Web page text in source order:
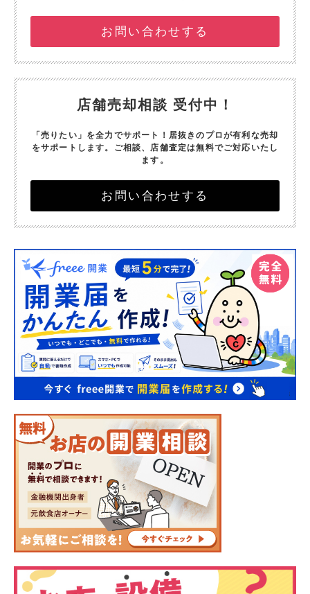
お問い合わせする
店舗売却相談 受付中！
「売りたい」を全力でサポート！ 居抜きのプロが有利な売却
をサポートします。 ご相談、店舗査定は無料でご対応いたし
ます。
お問い合わせする